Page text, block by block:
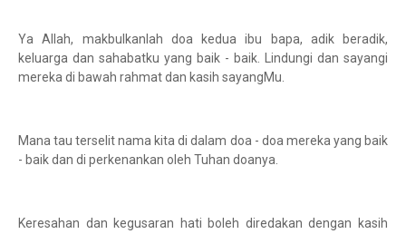
Ya Allah, makbulkanlah doa kedua ibu bapa, adik beradik,
keluarga dan sahabatku yang baik - baik. Lindungi dan sayangi
mereka di bawah rahmat dan kasih sayangMu.
Mana tau terselit nama kita di dalam doa - doa mereka yang baik
- baik dan di perkenankan oleh Tuhan doanya.
Keresahan dan kegusaran hati boleh diredakan dengan kasih